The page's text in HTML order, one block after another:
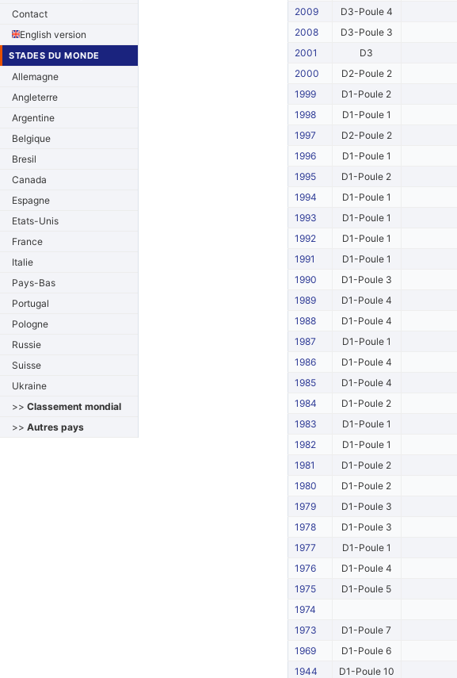
Contact
English version
STADES DU MONDE
Allemagne
Angleterre
Argentine
Belgique
Bresil
Canada
Espagne
Etats-Unis
France
Italie
Pays-Bas
Portugal
Pologne
Russie
Suisse
Ukraine
>> Classement mondial
>> Autres pays
2009
D3-Poule 4
2008
D3-Poule 3
2001
D3
2000
D2-Poule 2
1999
D1-Poule 2
1998
D1-Poule 1
1997
D2-Poule 2
1996
D1-Poule 1
1995
D1-Poule 2
1994
D1-Poule 1
1993
D1-Poule 1
1992
D1-Poule 1
1991
D1-Poule 1
1990
D1-Poule 3
1989
D1-Poule 4
1988
D1-Poule 4
1987
D1-Poule 1
1986
D1-Poule 4
1985
D1-Poule 4
1984
D1-Poule 2
1983
D1-Poule 1
1982
D1-Poule 1
1981
D1-Poule 2
1980
D1-Poule 2
1979
D1-Poule 3
1978
D1-Poule 3
1977
D1-Poule 1
1976
D1-Poule 4
1975
D1-Poule 5
1974
1973
D1-Poule 7
1969
D1-Poule 6
1944
D1-Poule 10